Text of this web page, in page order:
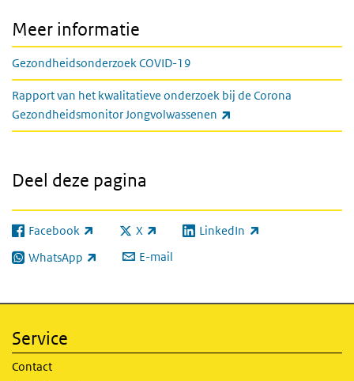
Meer informatie
Gezondheidsonderzoek COVID-19
Rapport van het kwalitatieve onderzoek bij de Corona
Gezondheidsmonitor Jongvolwassenen
Deel deze pagina
Facebook
(externe link) X
(externe link) LinkedIn
(externe link)
WhatsApp
(externe link) E-mail
Service
Contact